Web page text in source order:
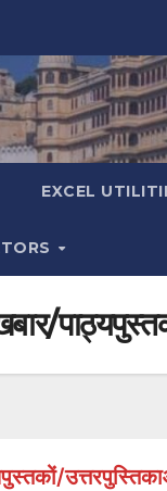
EXCEL